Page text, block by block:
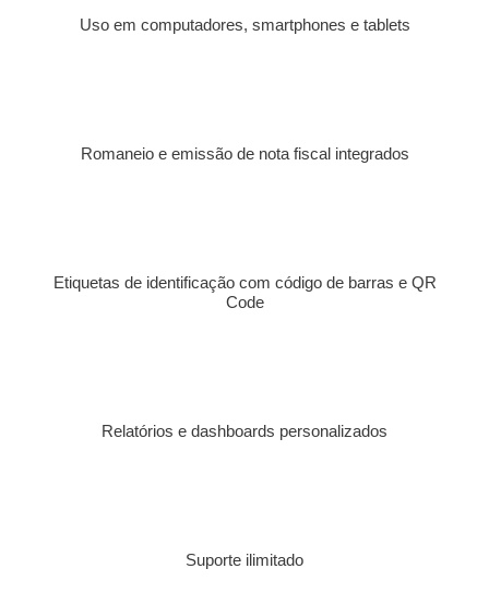
Uso em computadores, smartphones e tablets
Romaneio e emissão de nota fiscal integrados
Etiquetas de identificação com código de barras e QR
Code
Relatórios e dashboards personalizados
Suporte ilimitado